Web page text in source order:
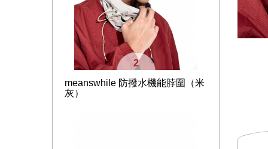
2
meanswhile 防撥水機能脖圍（米
灰）